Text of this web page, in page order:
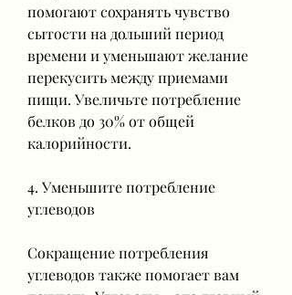
помогают сохранять чувство
сытости на дольший период
времени и уменьшают желание
перекусить между приемами
пищи. Увеличьте потребление
белков до 30% от общей
калорийности.
4. Уменьшите потребление
углеводов
Сокращение потребления
углеводов также помогает вам